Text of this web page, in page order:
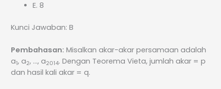
E. 8
Kunci Jawaban: B
Pembahasan: Misalkan akar-akar persamaan adalah
a1, a2, …, a2014. Dengan Teorema Vieta, jumlah akar = p
dan hasil kali akar = q.